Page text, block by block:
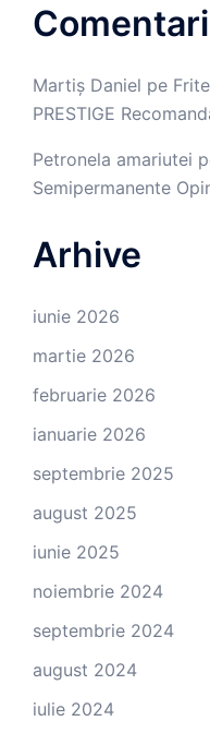
Martiș Daniel pe
PRESTIGE
Petronela amariutei
Semipermanente
Arhive
iunie 2026
martie 2026
februarie 2026
ianuarie 2026
septembrie 2025
august 2025
iunie 2025
noiembrie 2024
septembrie 2024
august 2024
iulie 2024